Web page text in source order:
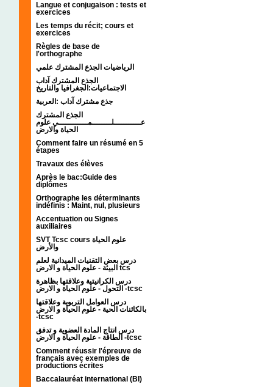
Langue et conjugaison : tests et
exercices
Les temps du récit; cours et
exercices
Règles de base de
l'orthographe
الرياضيات الجذع المشترك علمي
الجذع المشترك آداب
الاجتماعيات:الجغرافيا والتاريخ
جذع مشترك آداب :العربية
الجذع المشترك
عـــــــــــلــــــــمــــــــــــي علوم
الحياة والارض
Comment faire un résumé en 5
étapes
Travaux des élèves
Après le bac:Guide des
diplômes
Orthographe les déterminants
indéfinis : Maint, nul, plusieurs
Accentuation ou Signes
auxiliaires
SVT Tcsc cours علوم الحياة
والأرض
درس بعض التقنيات الميدانية لعلم
البيئة - علوم الحياة و الارض tcs
درس الكرانيتية وعلاقتها بظاهرة
التحول - علوم الحياة و الارض -tcsc
درس العوامل التربوية وعلاقتها
بالكائنات الحية - علوم الحياة و الارض
-tcsc
درس انتاج المادة العضوية و تدفق
الطاقة - علوم الحياة و الارض -tcsc
Comment réussir l'épreuve de
français avec exemples de
productions écrites
Baccalauréat international (BI)